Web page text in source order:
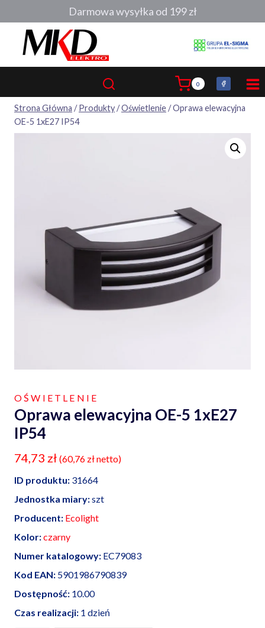
do
0
Strona Główna / Produkty/Oświetlenie/Oprawa elewacyjna
OE-5 1xE27 IP54
OŚWIETLENIE
Oprawa elewacyjna OE-5 1xE27
IP54
74,73 zł (60,76 złnetto)
ID produktu: 31664
Jednostka miary:szt
Producent: Ecolight
Kolor:czarny
Numer katalogowy: EC79083
Kod EAN: 5901986790839
Dostępność: 10.00
Czas realizacji: 1 dzień
Darmowa wysyłka od 199 zł